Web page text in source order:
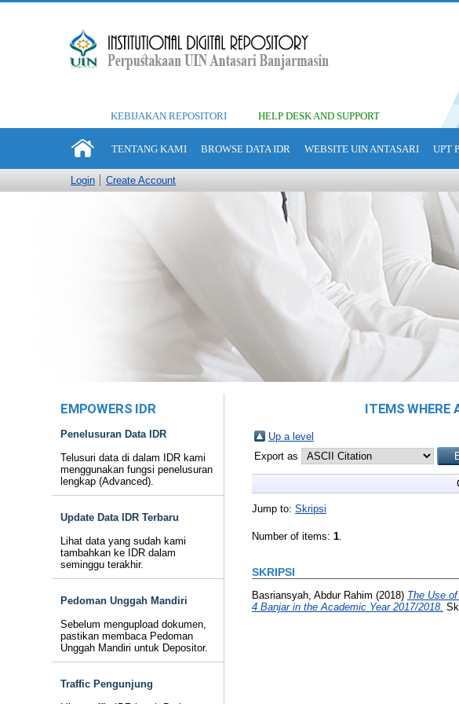
KEBIJAKAN REPOSITORI HELP DESK AND SUPPORT
TENTANG KAMI BROWSE DATA IDR WEBSITE UIN ANTASARI UPT
Login Create Account
EMPOWERS IDR
Penelusuran Data IDR
Telusuri data di dalam IDR kami
menggunakan fungsi penelusuran
lengkap (Advanced).
Update Data IDR Terbaru
Lihat data yang sudah kami
tambahkan ke IDR dalam
seminggu terakhir.
Pedoman Unggah Mandiri
Sebelum mengupload dokumen,
pastikan membaca Pedoman
Unggah Mandiri untuk Depositor.
Traffic Pengunjung
ITEMS WHERE
Up a level
Export as
Jump to: Skripsi
Number of items: 1.
SKRIPSI
Basriansyah, Abdur Rahim (2018) The Use
4 Banjar in the Academic Year 2017/2018.